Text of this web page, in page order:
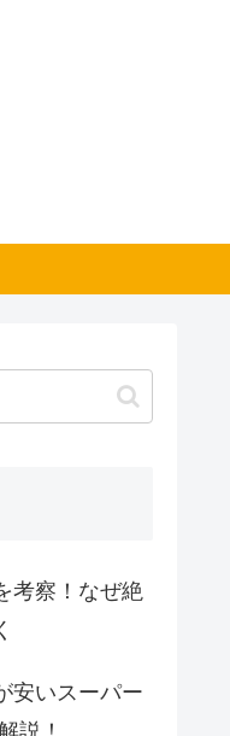
考察！なぜ絶
安いスーパー